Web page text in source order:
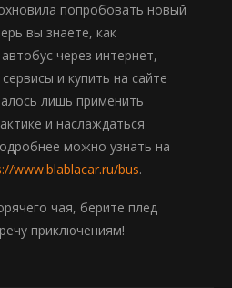
попробовать новый
вы знаете, как
через интернет,
и купить на сайте
лишь применить
и наслаждаться
можно узнать на
www.blablacar.ru/bus.
чая, берите плед
приключениям!